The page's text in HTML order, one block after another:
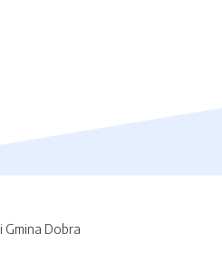
Gmina Dobra